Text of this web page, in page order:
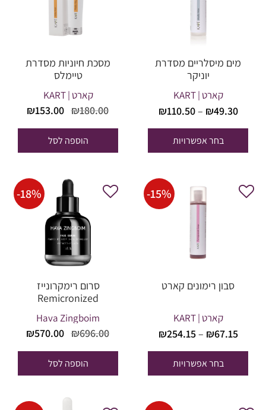
מים מיסלריים מסדרת
יוניקר
קארט | KART
₪49.30
–
₪110.50
⁦₪110.50⁩
בחר אפשרויות
מסכת חיוניות מסדרת
טיימלס
קארט | KART
₪180.00
המחיר
היה:
₪180.00.
₪153.00
הוספה לסל
-15%
סבון רימונים קארט
קארט | KART
₪67.15
–
₪254.15
⁦₪254.15⁩
בחר אפשרויות
-18%
סרום רימקרונייז
Remicronized
Hava Zingboim
₪696.00
המחיר
היה:
₪696.00.
₪570.00
הוספה לסל